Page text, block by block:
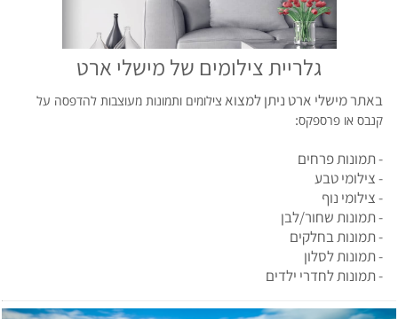
גלריית צילומים של מישלי ארט
באתר מישלי ארט ניתן למצואצילומים ותמונות מעוצבות להדפסה על
קנבס או פרספקס:
- תמונות פרחים
- צילומי טבע
- צילומי נוף
- תמונות שחור/לבן
- תמונות בחלקים
- תמונות לסלון
- תמונות לחדרי ילדים